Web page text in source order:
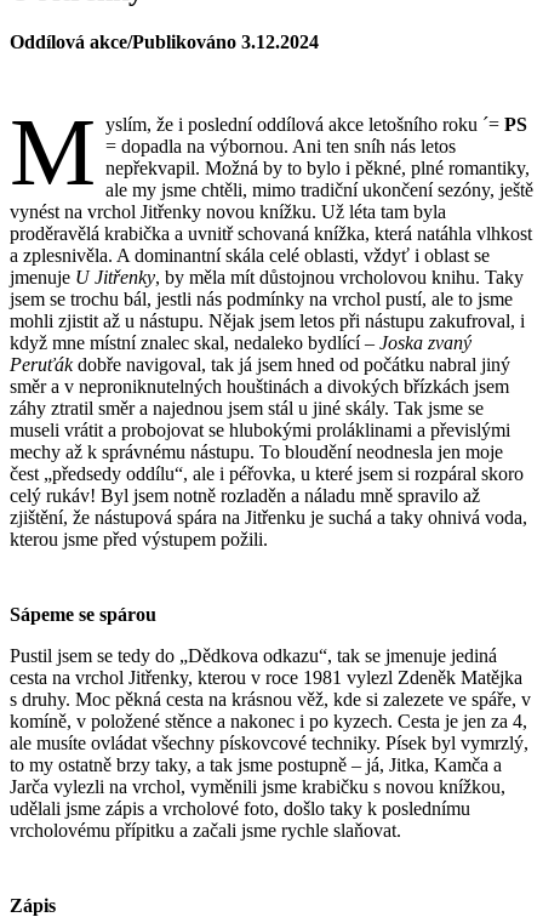
Oddílová akce/Publikováno 3.12.2024
M yslím, že i poslední oddílová akce letošního roku ´= PS
= dopadla na výbornou. Ani ten sníh nás letos
nepřekvapil. Možná by to bylo i pěkné, plné romantiky,
ale my jsme chtěli, mimo tradiční ukončení sezóny, ještě
vynést na vrchol Jitřenky novou knížku. Už léta tam byla
proděravělá krabička a uvnitř schovaná knížka, která natáhla vlhkost
a zplesnivěla. A dominantní skála celé oblasti, vždyť i oblast se
jmenuje U Jitřenky, by měla mít důstojnou vrcholovou knihu. Taky
jsem se trochu bál, jestli nás podmínky na vrchol pustí, ale to jsme
mohli zjistit až u nástupu. Nějak jsem letos při nástupu zakufroval, i
když mne místní znalec skal, nedaleko bydlící – Joska zvaný
Peruťákdobře navigoval, tak já jsem hned od počátku nabral jiný
směr a v neproniknutelných houštinách a divokých břízkách jsem
záhy ztratil směr a najednou jsem stál u jiné skály. Tak jsme se
museli vrátit a probojovat se hlubokými proláklinami a převislými
mechy až k správnému nástupu. To bloudění neodnesla jen moje
čest „předsedy oddílu“, ale i péřovka, u které jsem si rozpáral skoro
celý rukáv! Byl jsem notně rozladěn a náladu mně spravilo až
zjištění, že nástupová spára na Jitřenku je suchá a taky ohnivá voda,
kterou jsme před výstupem požili.
Sápeme se spárou
Pustil jsem se tedy do „Dědkova odkazu“, tak se jmenuje jediná
cesta na vrchol Jitřenky, kterou v roce 1981 vylezl Zdeněk Matějka
s druhy. Moc pěkná cesta na krásnou věž, kde si zalezete ve spáře, v
komíně, v položené stěnce a nakonec i po kyzech. Cesta je jen za 4,
ale musíte ovládat všechny pískovcové techniky. Písek byl vymrzlý,
to my ostatně brzy taky, a tak jsme postupně – já, Jitka, Kamča a
Jarča vylezli na vrchol, vyměnili jsme krabičku s novou knížkou,
udělali jsme zápis a vrcholové foto, došlo taky k poslednímu
vrcholovému přípitku a začali jsme rychle slaňovat.
Zápis